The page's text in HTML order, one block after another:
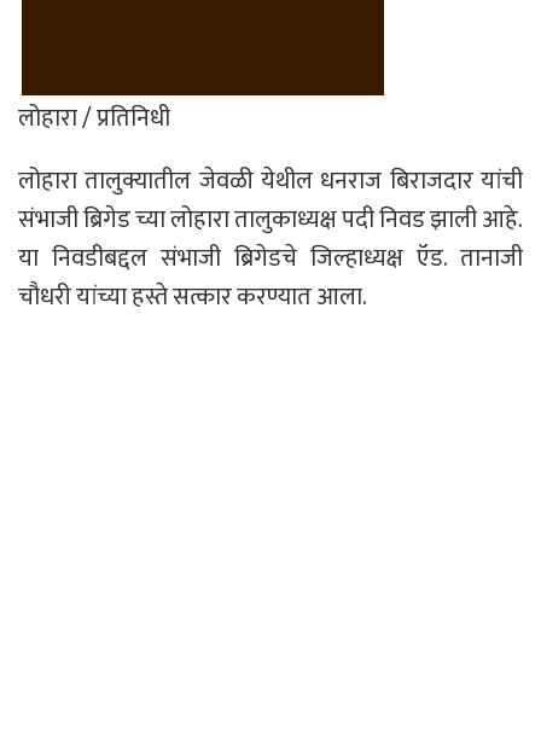
लोहारा / प्रतिनिधी
लोहारा तालुक्यातील जेवळी येथील धनराज बिराजदार यांची
संभाजी ब्रिगेड च्या लोहारा तालुकाध्यक्ष पदी निवड झाली आहे.
या निवडीबद्दल संभाजी ब्रिगेडचे जिल्हाध्यक्ष ऍड. तानाजी
चौधरी यांच्या हस्ते सत्कार करण्यात आला.